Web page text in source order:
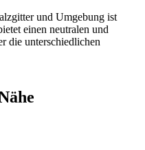
und Umgebung ist
einen neutralen und
die unterschiedlichen